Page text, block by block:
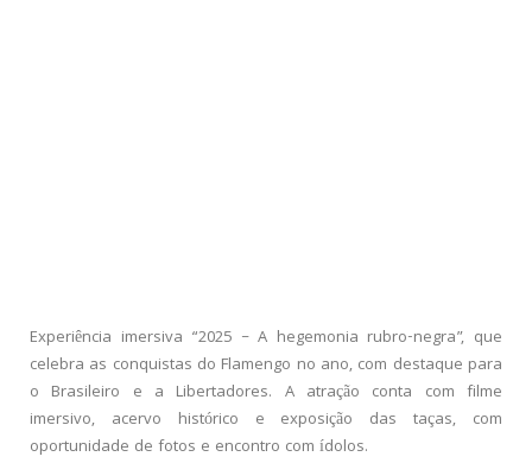
Experiência imersiva “2025 – A hegemonia rubro-negra”, que
celebra as conquistas do Flamengo no ano, com destaque para
o Brasileiro e a Libertadores. A atração conta com filme
imersivo, acervo histórico e exposição das taças, com
oportunidade de fotos e encontro com ídolos.